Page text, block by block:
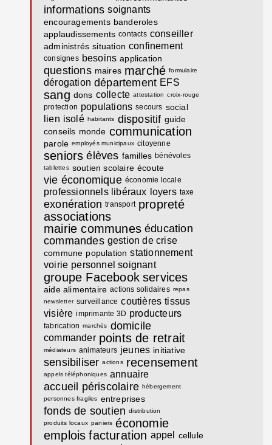
informations soignants
encouragements banderoles
applaudissements contacts conseiller
administrés situation confinement
consignes besoins application
questions maires marché formulaire
dérogation département EFS
sang dons collecte attestation croix-rouge
protection populations secours social
lien isolé habitants dispositif guide
conseils monde communication
parole employés municipaux citoyenne
seniors élèves familles bénévoles
tablettes soutien scolaire écoute
vie économique économie locale
professionnels libéraux loyers taxe
exonération transport propreté
associations
mairie communes éducation
commandes gestion de crise
commune population stationnement
voirie personnel soignant
groupe Facebook services
aide alimentaire actions solidaires repas
newsletter surveillance coutières tissus
visière imprimante 3D producteurs
fabrication marchés domicile
commander points de retrait
médiateurs animateurs jeunes initiative
sensibiliser actions recensement
appels téléphoniques annuaire
accueil périscolaire hébergement
personnes fragiles entreprises
fonds de soutien distribution
produits locaux paniers économie
emplois facturation appel cellule